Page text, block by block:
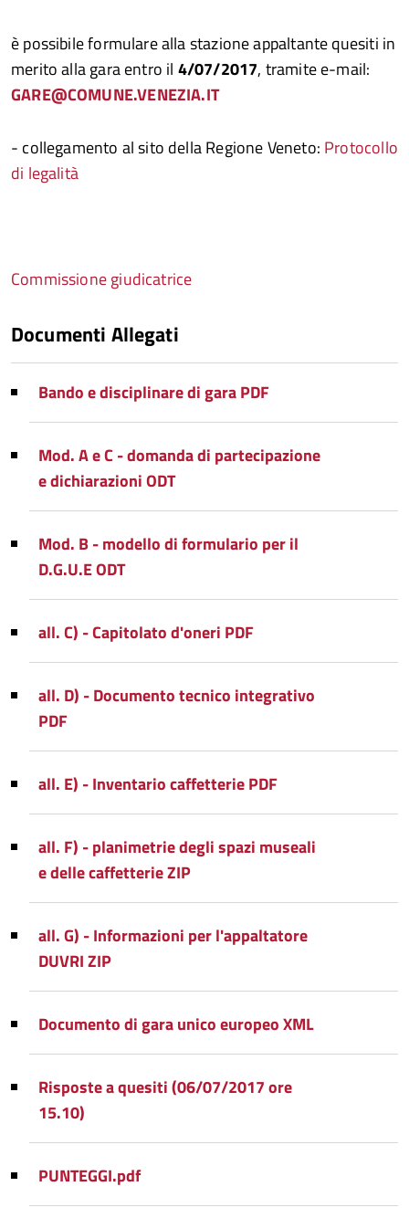
è possibile formulare alla stazione appaltante quesiti in
merito alla gara entro il 4/07/2017, tramite e-mail:
GARE@COMUNE.VENEZIA.IT
- collegamento al sito della Regione Veneto: Protocollo
di legalità
Commissione giudicatrice
Documenti Allegati
Bando e disciplinare di gara PDF
Mod. A e C - domanda di partecipazione
e dichiarazioni ODT
Mod. B - modello di formulario per il
D.G.U.E ODT
all. C) - Capitolato d'oneri PDF
all. D) - Documento tecnico integrativo
PDF
all. E) - Inventario caffetterie PDF
all. F) - planimetrie degli spazi museali
e delle caffetterie ZIP
all. G) - Informazioni per l'appaltatore
DUVRI ZIP
Documento di gara unico europeo XML
Risposte a quesiti (06/07/2017 ore
15.10)
PUNTEGGI.pdf